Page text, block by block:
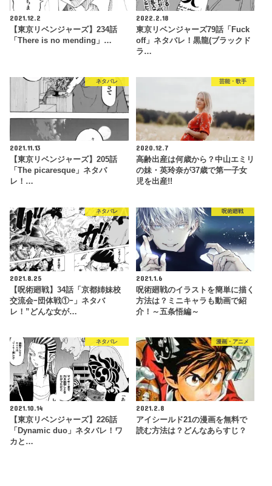
2021.12.2
【東京リベンジャーズ】234話
「There is no mending」…
2022.2.18
東京リベンジャーズ79話「Fuck
off」ネタバレ！黒龍(ブラックド
ラ…
ネタバレ
2021.11.13
【東京リベンジャーズ】205話
「The picaresque」ネタバ
レ！…
芸能・歌手
2020.12.7
高齢出産は何歳から？中山エミリ
の妹・英玲奈が37歳で第一子女
児を出産!!
ネタバレ
2021.8.25
【呪術廻戦】34話「京都姉妹校
交流会ｰ団体戦①ｰ」ネタバ
レ！”どんな女が…
呪術廻戦
2021.1.6
呪術廻戦のイラストを簡単に描く
方法は？ミニキャラも動画で紹
介！～五条悟編～
ネタバレ
2021.10.14
【東京リベンジャーズ】226話
「Dynamic duo」ネタバレ！ワ
カと…
漫画・アニメ
2021.2.8
アイシールド21の漫画を無料で
読む方法は？どんなあらすじ？